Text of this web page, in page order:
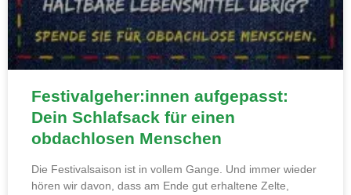
Festivalgeher:innen aufgepasst:
Dein Schlafsack für einen
obdachlosen Menschen
Die Festivalsaison ist in vollem Gange. Und immer wieder
hören wir davon, dass am Ende gut erhaltene Zelte,